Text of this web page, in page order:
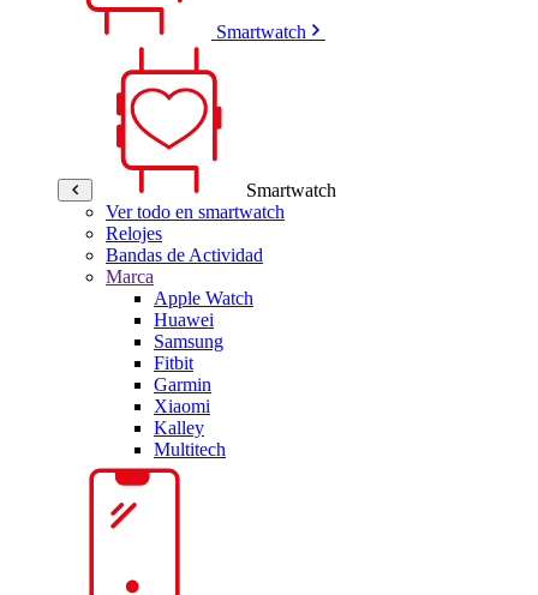
Smartwatch
Smartwatch
Ver todo en smartwatch
Relojes
Bandas de Actividad
Marca
Apple Watch
Huawei
Samsung
Fitbit
Garmin
Xiaomi
Kalley
Multitech